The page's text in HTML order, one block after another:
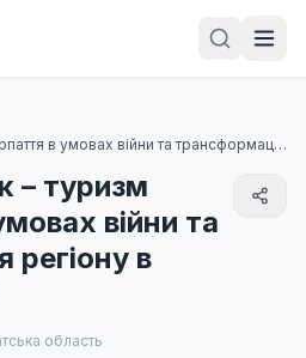
в умовах війни та трансформація
– туризм
війни та
регіону в
область